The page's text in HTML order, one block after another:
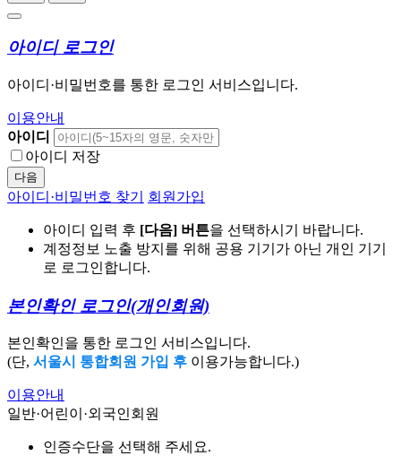
아이디 로그인
아이디·비밀번호를 통한 로그인 서비스입니다.
이용안내
아이디
아이디 저장
다음
아이디·비밀번호 찾기 회원가입
아이디 입력 후 [다음] 버튼을 선택하시기 바랍니다.
계정정보 노출 방지를 위해 공용 기기가 아닌 개인 기기
로 로그인합니다.
본인확인 로그인(개인회원)
본인확인을 통한 로그인 서비스입니다.
(단, 서울시 통합회원 가입 후 이용가능합니다.)
이용안내
일반·어린이·외국인회원
인증수단을 선택해 주세요.